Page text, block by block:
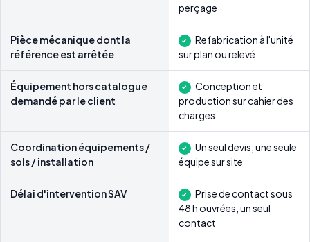
seul
Fitness,
perçage
Pièce mécanique dont la
référence est arrêtée
Refabrication à l'unité
sur plan ou relevé
Équipement hors catalogue
demandé par le client
Conception et
production sur cahier des
charges
Coordination équipements /
sols / installation
Un seul devis, une seule
équipe sur site
Délai d'intervention SAV
Prise de contact sous
48 h ouvrées, un seul
contact